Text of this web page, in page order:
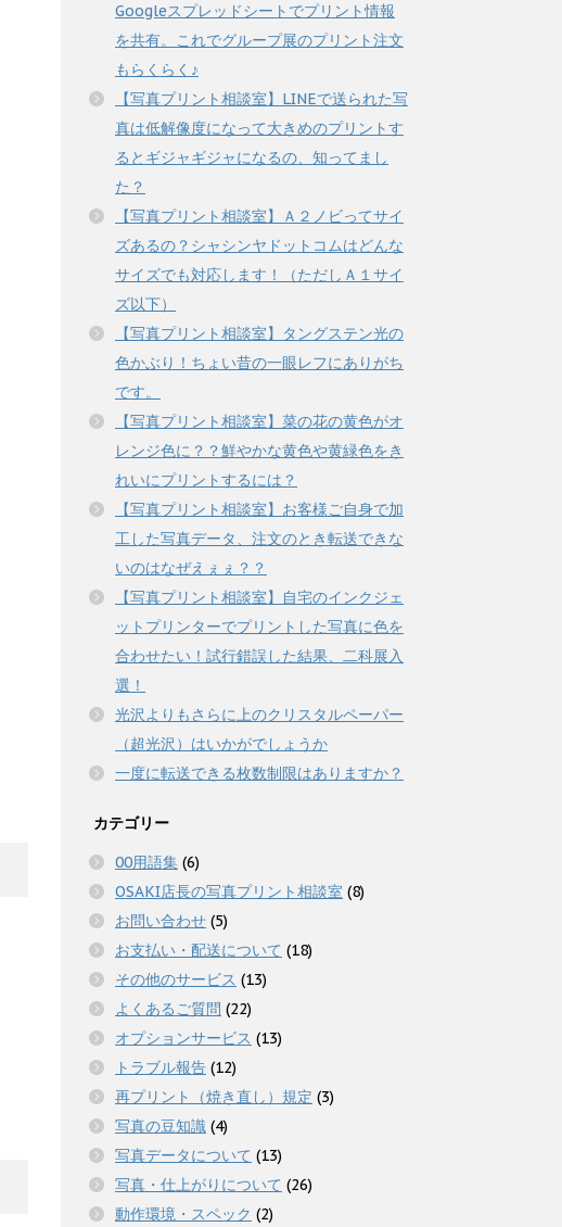
Googleスプレッドシートでプリント情報
を共有。これでグループ展のプリント注文
もらくらく♪
【写真プリント相談室】LINEで送られた写
真は低解像度になって大きめのプリントす
るとギジャギジャになるの、知ってまし
た？
【写真プリント相談室】Ａ２ノビってサイ
ズあるの？シャシンヤドットコムはどんな
サイズでも対応します！（ただしＡ１サイ
ズ以下）
【写真プリント相談室】タングステン光の
色かぶり！ちょい昔の一眼レフにありがち
です。
【写真プリント相談室】菜の花の黄色がオ
レンジ色に？？鮮やかな黄色や黄緑色をき
れいにプリントするには？
【写真プリント相談室】お客様ご自身で加
工した写真データ、注文のとき転送できな
いのはなぜえぇぇ？？
【写真プリント相談室】自宅のインクジェ
ットプリンターでプリントした写真に色を
合わせたい！試行錯誤した結果、二科展入
選！
光沢よりもさらに上のクリスタルペーパー
（超光沢）はいかがでしょうか
一度に転送できる枚数制限はありますか？
カテゴリー
00用語集 (6)
OSAKI店長の写真プリント相談室 (8)
お問い合わせ (5)
お支払い・配送について (18)
その他のサービス (13)
よくあるご質問 (22)
オプションサービス (13)
トラブル報告 (12)
再プリント（焼き直し）規定 (3)
写真の豆知識 (4)
写真データについて (13)
写真・仕上がりについて (26)
動作環境・スペック (2)